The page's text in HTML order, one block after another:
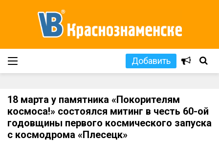
Добавить
18 марта у памятника «Покорителям
космоса!» состоялся митинг в честь 60-ой
годовщины первого космического запуска
с космодрома «Плесецк»